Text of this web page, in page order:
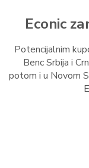
Econic
Potencijalnim
Benc Srbija i
potom i u Novom